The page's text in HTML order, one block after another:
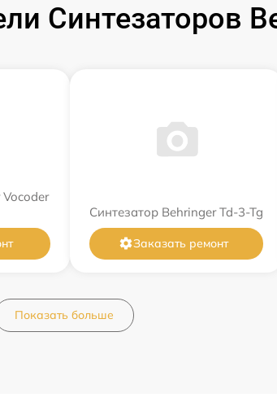
Синтезаторов
Синтезатор Behringer Td-3-Tg
Заказать ремонт
Показать больше